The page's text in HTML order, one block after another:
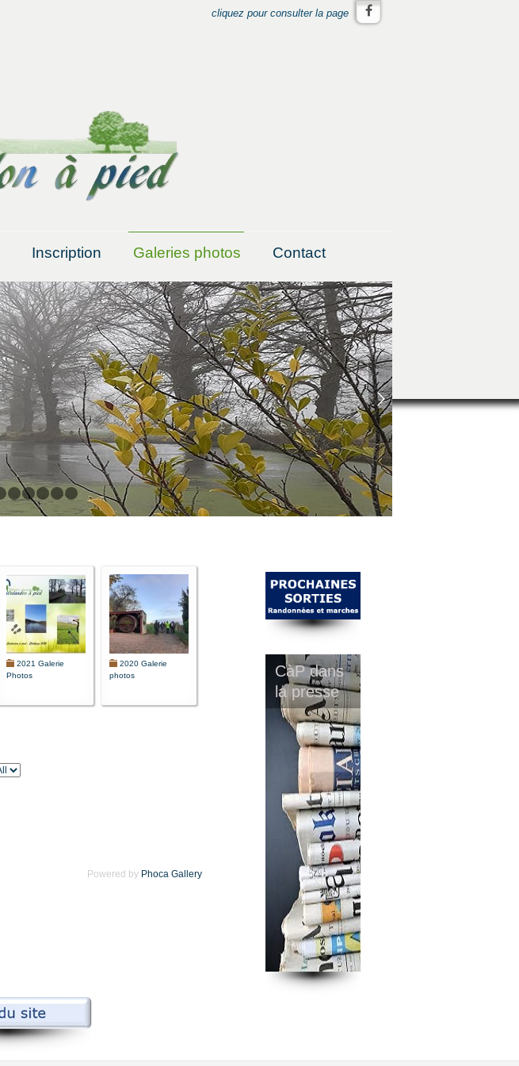
cliquez pour consulter la page
Inscription Galeries photos Contact
CàP dans
la presse
2021 Galerie
Photos
2020 Galerie
photos
Powered by Phoca Gallery